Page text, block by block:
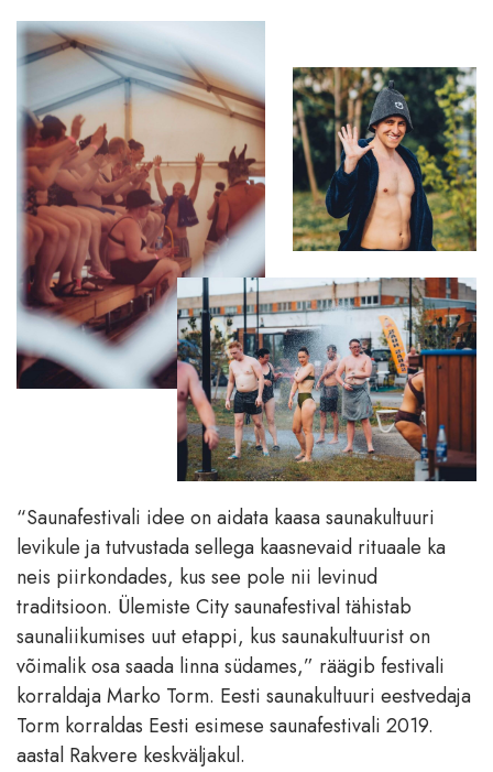
“Saunafestivali idee on aidata kaasa saunakultuuri
levikule ja tutvustada sellega kaasnevaid rituaale ka
neis piirkondades, kus see pole nii levinud
traditsioon. Ülemiste City saunafestival tähistab
saunaliikumises uut etappi, kus saunakultuurist on
võimalik osa saada linna südames,” räägib festivali
korraldaja Marko Torm. Eesti saunakultuuri eestvedaja
Torm korraldas Eesti esimese saunafestivali 2019.
aastal Rakvere keskväljakul.